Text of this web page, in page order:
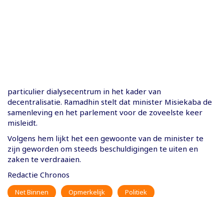
particulier dialysecentrum in het kader van
decentralisatie. Ramadhin stelt dat minister Misiekaba de
samenleving en het parlement voor de zoveelste keer
misleidt.
Volgens hem lijkt het een gewoonte van de minister te
zijn geworden om steeds beschuldigingen te uiten en
zaken te verdraaien.
Redactie Chronos
Net Binnen Opmerkelijk Politiek